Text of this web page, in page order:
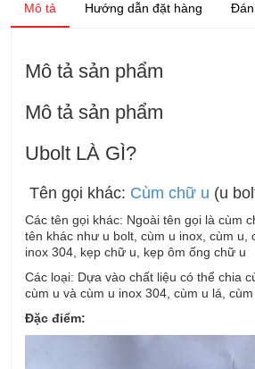
Mô tả Hướng dẫn đặt hàng
Mô tả sản phẩm
Mô tả sản phẩm
Ubolt LÀ GÌ?
Tên gọi khác: Cùm chữ u (u
Các tên gọi khác: Ngoài tên gọi là cùm
tên khác như u bolt, cùm u inox, cùm u,
inox 304, kẹp chữ u, kẹp ôm ống chữ u
Các loại: Dựa vào chất liệu có thể chia
cùm u và cùm u inox 304, cùm u lá, cùm
Đặc điểm: